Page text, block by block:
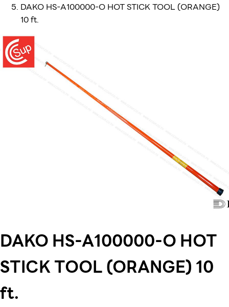
DAKO HS-A100000-O HOT STICK TOOL (ORANGE)
10 ft.
DAKO HS-A100000-O HOT
STICK TOOL (ORANGE) 10
ft.